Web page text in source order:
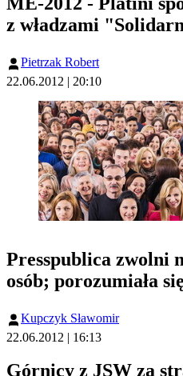
z władzami
Pietrzak Robert
22.06.2012 | 20:10
Presspublica zwolni
osób; porozumiała
Kupczyk Sławomir
22.06.2012 | 16:13
Górnicy z JSW za